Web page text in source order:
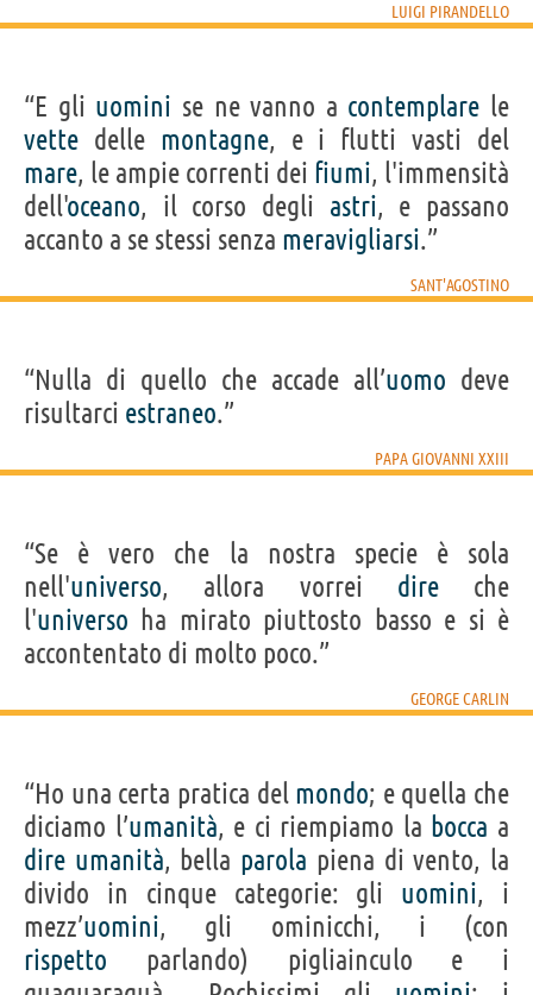
LUIGI PIRANDELLO
“E gli uomini se ne vanno a contemplare le
vette delle montagne, e i flutti vasti del
mare, le ampie correnti dei fiumi, l'immensità
dell'oceano, il corso degli astri, e passano
accanto a se stessi senza meravigliarsi.”
SANT'AGOSTINO
“Nulla di quello che accade all’uomo deve
risultarci estraneo.”
PAPA GIOVANNI XXIII
“Se è vero che la nostra specie è sola
nell'universo, allora vorrei direche
l'universo ha mirato piuttosto basso e si è
accontentato di molto poco.”
GEORGE CARLIN
“Ho una certa pratica del mondo; e quella che
diciamo l’umanità, e ci riempiamo la bocca a
dire umanità, bella parola piena di vento, la
divido in cinque categorie: gli uomini, i
mezz’uomini, gli ominicchi, i (con
rispetto parlando) pigliainculo e i